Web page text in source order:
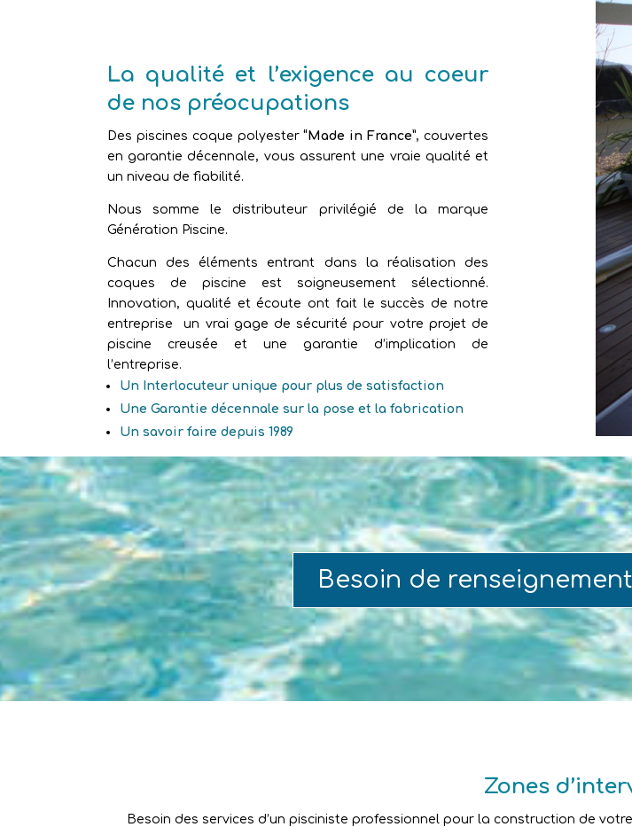
La qualité et l’exigence au coeur
de nos préocupations
Des piscines coque polyester“Made in France”, couvertes
en garantie décennale, vous assurent une vraie qualité et
un niveau de fiabilité.
Nous somme le distributeur privilégié de la marque
Génération Piscine.
Chacun des éléments entrant dans la réalisation des
coques de piscine est soigneusement sélectionné.
Innovation, qualité et écoute ont fait le succès de notre
entreprise un vrai gage de sécurité pour votre projet de
piscine creusée et une garantie d’implication de
l’entreprise.
Un Interlocuteur unique pour plus de satisfaction
Une Garantie décennale sur la pose et la fabrication
Un savoir faire depuis 1989
Besoin de
Zones
Besoin des services d’un pisciniste professionnel pour la construction de